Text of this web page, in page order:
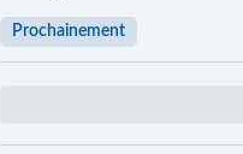
Prochainement